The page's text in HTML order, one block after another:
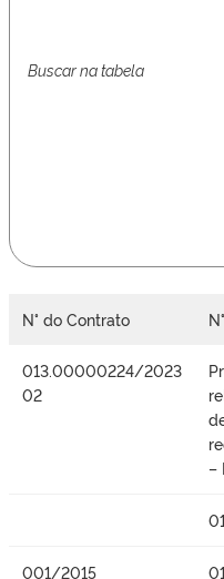
N° do Contrato
013.00000224/2023
02
–
001/2015